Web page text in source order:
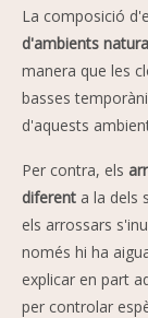
La composició
d'ambients
manera que les
basses
d'aquests
Per contra, els
diferent a la dels
els arrossars
només hi ha
explicar en part
per controlar